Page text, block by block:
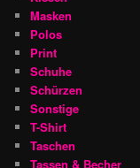
Masken
Polos
Print
Schuhe
Schürzen
Sonstige
T-Shirt
Taschen
Tassen & Becher